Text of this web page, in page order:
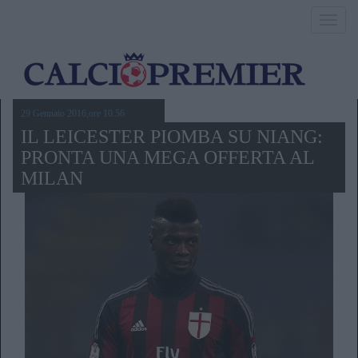
29 Gennaio 2016,ore 10.56
IL LEICESTER PIOMBA SU NIANG:
PRONTA UNA MEGA OFFERTA AL
MILAN